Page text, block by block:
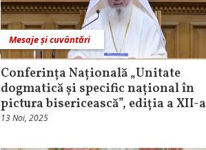
Mesaje și cuvântări
Conferința Națională „Unitate
dogmatică și specific național în
pictura bisericească”, ediția a XII-a
13 Noi, 2025